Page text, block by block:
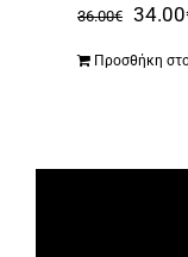
36.00€
price
34.00
Προσθήκη